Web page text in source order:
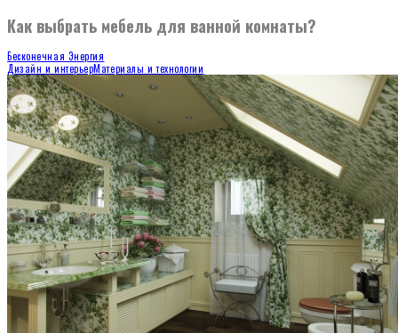
Как выбрать мебель для ванной комнаты?
Бесконечная Энергия
Дизайн и интерьерМатериалы и технологии